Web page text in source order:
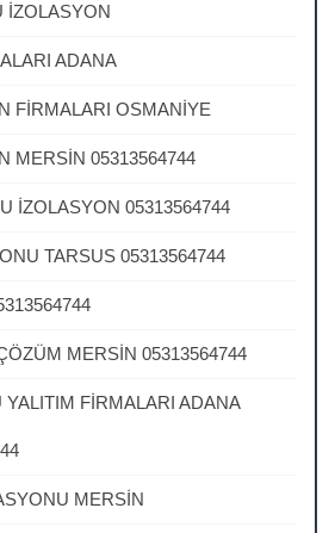
İZOLASYON
ADANA
FİRMALARI OSMANİYE
MERSİN 05313564744
İZOLASYON 05313564744
TARSUS 05313564744
MERSİN 05313564744
FİRMALARI ADANA
MERSİN